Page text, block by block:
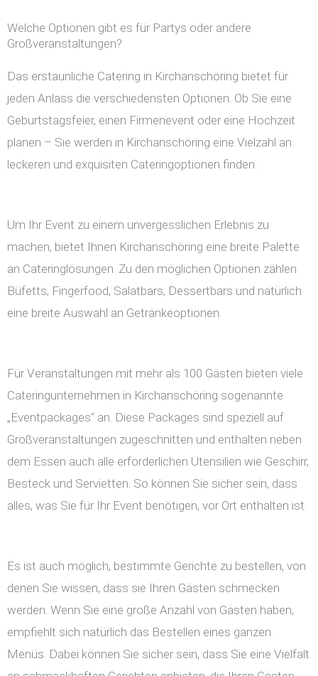
Welche Optionen gibt es für Partys oder andere
Großveranstaltungen?
Das erstaunliche Catering in Kirchanschöring bietet für
jeden Anlass die verschiedensten Optionen. Ob Sie eine
Geburtstagsfeier, einen Firmenevent oder eine Hochzeit
planen – Sie werden in Kirchanschöring eine Vielzahl an
leckeren und exquisiten Cateringoptionen finden.
Um Ihr Event zu einem unvergesslichen Erlebnis zu
machen, bietet Ihnen Kirchanschöring eine breite Palette
an Cateringlösungen. Zu den möglichen Optionen zählen
Büfetts, Fingerfood, Salatbars, Dessertbars und natürlich
eine breite Auswahl an Getränkeoptionen.
Für Veranstaltungen mit mehr als 100 Gästen bieten viele
Cateringunternehmen in Kirchanschöring sogenannte
„Eventpackages“ an. Diese Packages sind speziell auf
Großveranstaltungen zugeschnitten und enthalten neben
dem Essen auch alle erforderlichen Utensilien wie Geschirr,
Besteck und Servietten. So können Sie sicher sein, dass
alles, was Sie für Ihr Event benötigen, vor Ort enthalten ist.
Es ist auch möglich, bestimmte Gerichte zu bestellen, von
denen Sie wissen, dass sie Ihren Gästen schmecken
werden. Wenn Sie eine große Anzahl von Gästen haben,
empfiehlt sich natürlich das Bestellen eines ganzen
Menüs. Dabei können Sie sicher sein, dass Sie eine Vielfalt